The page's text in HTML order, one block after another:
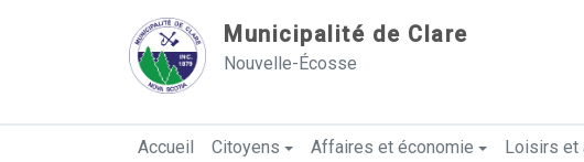
Municipalité de Clare
Nouvelle-Écosse
Accueil Citoyens Affaires et économie Loisirs et